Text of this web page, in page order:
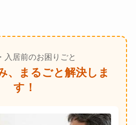
入居前のお困りごと
、まるごと解決しま
す！